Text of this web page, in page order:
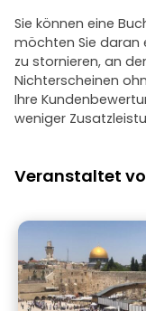
Sie können eine
möchten Sie daran
zu stornieren, an
Nichterscheinen
Ihre
weniger
Veranstaltet